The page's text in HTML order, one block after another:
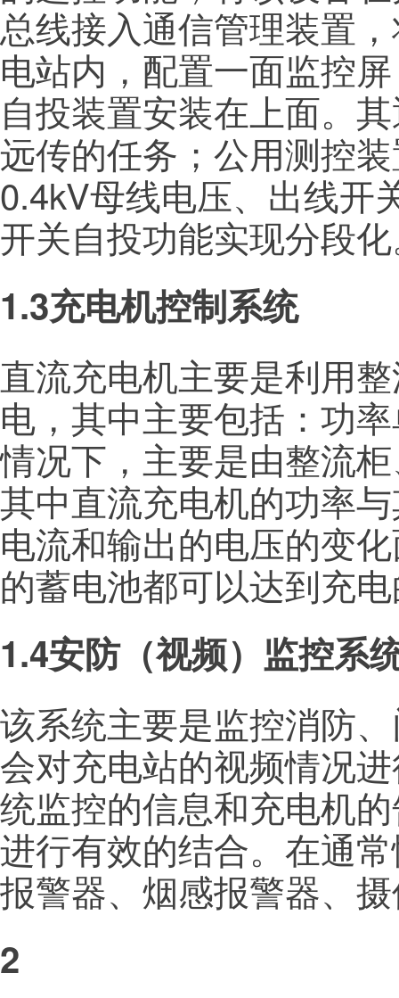
总线接入通信管理装置
电站内，配置一面监控
自投装置安装在上面。
远传的任务；公用测控
0.4kV母线电压、出线开
开关自投功能实现分段
1.3充电机控制系统
直流充电机主要是利用
电，其中主要包括：功
情况下，主要是由整流
其中直流充电机的功率
电流和输出的电压的变
的蓄电池都可以达到充
1.4安防（视频）监控系
该系统主要是监控消防
会对充电站的视频情况
统监控的信息和充电机
进行有效的结合。在通
报警器、烟感报警器、
2